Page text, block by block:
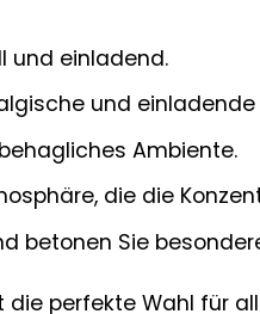
und einladend.
und
Ambiente.
die die
betonen Sie
die perfekte Wahl für